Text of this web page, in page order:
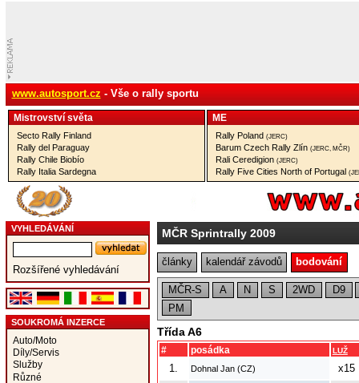
www.autosport.cz - Vše o rally sportu
Mistrovství­ světa
Secto Rally Finland
Rally del Paraguay
Rally Chile Biobío
Rally Italia Sardegna
ME
Rally Poland (JERC)
Barum Czech Rally Zlín (JERC, MČR)
Rali Ceredigion (JERC)
Rally Five Cities North of Portugal
VYHLEDÁVÁNÍ
Rozšířené vyhledávání
SOUKROMÁ INZERCE
Auto/Moto
Díly/Servis
Služby
Různé
MČR Sprintrally 2009
články kalendář závodů bodování
MČR-S A N S 2WD
D9
PM
Třída A6
# posádka LUŽ
1. Dohnal Jan (CZ)
x15